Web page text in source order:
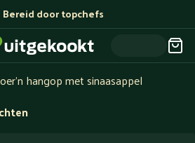
Bereid door topchefs
hangop met sinaasappel